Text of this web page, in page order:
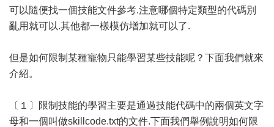
可以隨便找一個技能文件參考.注意哪個特定類型的代碼別
亂用就可以.其他都一樣模仿增加就可以了.
但是如何限制某種寵物只能學習某些技能呢？下面我們就來
介紹。
〔１〕限制技能的學習主要是通過技能代碼中的兩個英文字
母和一個叫做skillcode.txt的文件.下面我們舉例說明如何限